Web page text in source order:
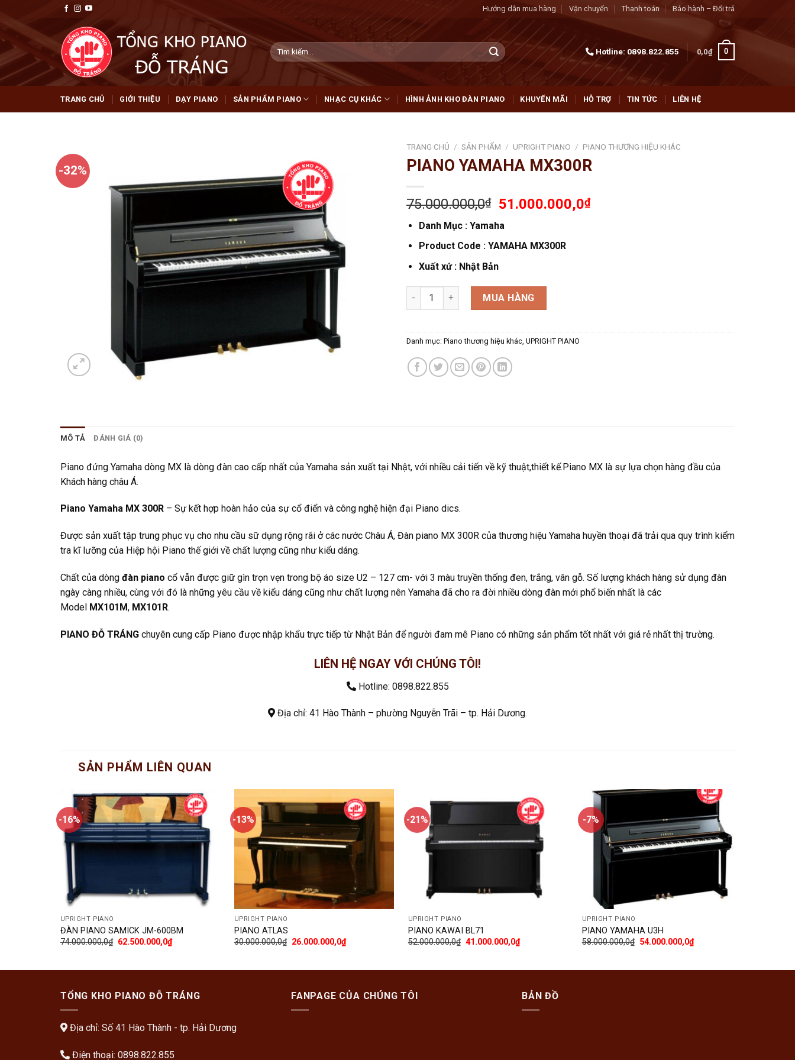
content
Hướng dẫn mua hàng Vận chuyển Thanh toán Bảo hành – Đổi trả
Tìm
kiếm:
Hotline: 0898.822.855 0,0₫ 0
TRANG CHỦ GIỚI THIỆU DẠY PIANO SẢN PHẨM PIANO NHẠC CỤ KHÁC HÌNH ẢNH KHO ĐÀN PIANO KHUYẾN MÃI HỖ TRỢ TIN TỨC LIÊN HỆ
-32%
TRANG CHỦ / SẢN PHẨM / UPRIGHT PIANO / PIANO THƯƠNG HIỆU KHÁC
PIANO YAMAHA MX300R
75.000.000,0₫ 51.000.000,0₫
Danh Mục : Yamaha
Product Code : YAMAHA MX300R
Xuất xứ : Nhật Bản
PIANO YAMAHA MX300R số lượng
MUA HÀNG
Danh mục: Piano thương hiệu khác UPRIGHT PIANO
MÔ TẢ ĐÁNH GIÁ (0)
Piano đứng Yamaha dòng MX là dòng đàn cao cấp nhất của Yamaha sản xuất tại Nhật, với nhiều cải tiến về kỹ thuật,thiết kế.Piano MX là sự lựa chọn hàng đầu của
Khách hàng châu Á.
Piano Yamaha MX 300R – Sự kết hợp hoàn hảo của sự cổ điển và công nghệ hiện đại Piano dics.
Được sản xuất tập trung phục vụ cho nhu cầu sữ dụng rộng rãi ở các nước Châu Á, Đàn piano MX 300R của thương hiệu Yamaha huyền thoại đã trải qua quy trình kiểm
tra kĩ lưỡng của Hiệp hội Piano thế giới về chất lượng cũng như kiểu dáng.
Chất của dòng đàn piano cổ vẫn được giữ gìn trọn vẹn trong bộ áo size U2 – 127 cm- với 3 màu truyền thống đen, trắng, vân gỗ. Số lượng khách hàng sử dụng đàn
ngày càng nhiều, cùng với đó là những yêu cầu về kiểu dáng cũng như chất lượng nên Yamaha đã cho ra đời nhiều dòng đàn mới phổ biến nhất là các
Model MX101M, MX101R.
PIANO ĐỖ TRÁNG chuyên cung cấp Piano được nhập khẩu trực tiếp từ Nhật Bản để người đam mê Piano có những sản phẩm tốt nhất với giá rẻ nhất thị trường.
LIÊN HỆ NGAY VỚI CHÚNG TÔI!
Hotline: 0898.822.855
Địa chỉ: 41 Hào Thành – phường Nguyễn Trãi – tp. Hải Dương.
SẢN PHẨM LIÊN QUAN
-16%
Add
to
wishlist
UPRIGHT PIANO
ĐÀN PIANO SAMICK JM-600BM
74.000.000,0₫ 62.500.000,0₫
-13%
wishlist
UPRIGHT PIANO
PIANO ATLAS
30.000.000,0₫ 26.000.000,0₫
-21%
wishlist
UPRIGHT PIANO
PIANO KAWAI BL71
52.000.000,0₫ 41.000.000,0₫
-7%
Add
to
wishlist
UPRIGHT PIANO
PIANO YAMAHA U3H
58.000.000,0₫ 54.000.000,0₫
TỔNG KHO PIANO ĐỖ TRÁNG
Địa chỉ: Số 41 Hào Thành - tp. Hải Dương
Điện thoại: 0898.822.855
FANPAGE CỦA CHÚNG TÔI BẢN ĐỒ